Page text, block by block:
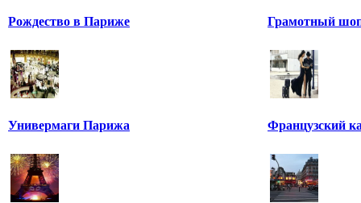
Рождество в Париже Грамотный
Универмаги Парижа Французский